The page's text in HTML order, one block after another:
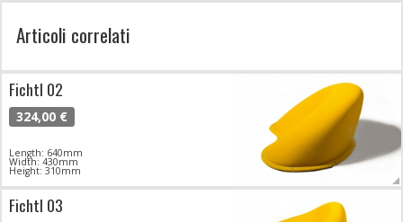
Articoli correlati
Fichtl 02
324,00 €
Length: 640mm
Width: 430mm
Height: 310mm
Fichtl 03